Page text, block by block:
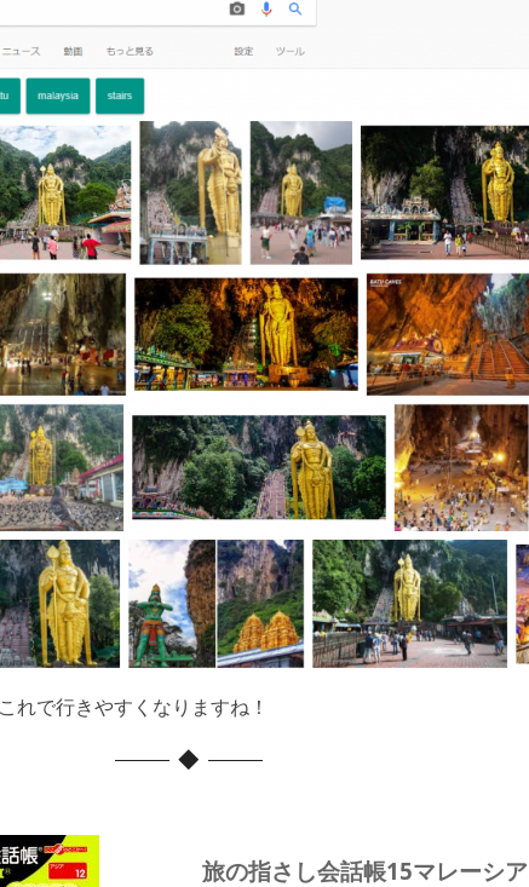
れで行きやすくなりますね！
旅の指さし会話帳15マレーシ